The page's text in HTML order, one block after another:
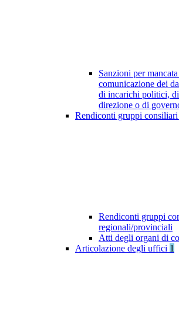
Sanzioni per
comunicazione dei
di incarichi politici,
direzione o di
Rendiconti gruppi
Rendiconti gruppi
regionali/provinciali
Atti degli organi di
Articolazione degli uffici 1